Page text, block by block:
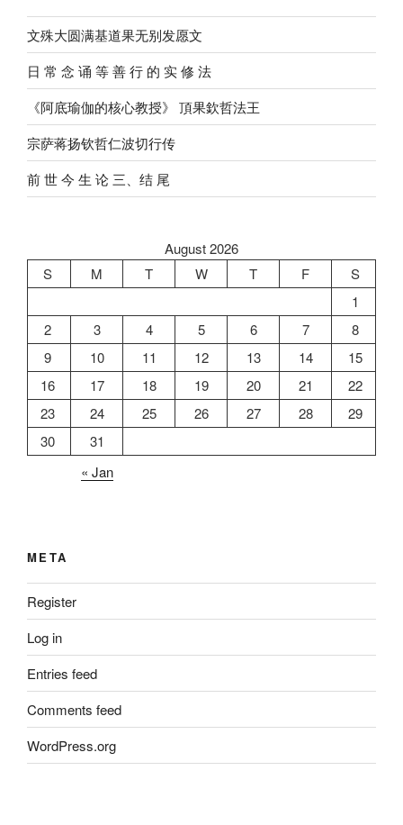
文殊大圆满基道果无别发愿文
⽇ 常 念 诵 等 善 ⾏ 的 实 修 法
《阿底瑜伽的核心教授》 頂果欽哲法王
宗萨蒋扬钦哲仁波切行传
前 世 今 生 论 三、结 尾
August 2026
S
M T W T F
S
1
2
3 4 5 6 7
8
9
10 11 12 13 14
15
16
17 18 19 20 21
22
23
24 25 26 27 28
29
30
31
« Jan
META
Register
Log in
Entries feed
Comments feed
WordPress.org